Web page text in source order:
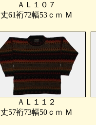
ＡＬ１０７
丈61裄72幅53ｃｍ Ｍ
ＡＬ１１２
丈57裄73幅50ｃｍ Ｍ